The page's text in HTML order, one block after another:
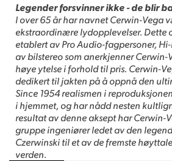
Legender forsvinner ikke - de blir
I over 65 år har navnet Cerwin-Vega
ekstraordinære lydopplevelser. Dette
etablert av Pro Audio-fagpersoner,
av bilstereo som anerkjenner Cerwin-
høye ytelse i forhold til pris. Cerwin-
dedikert til jakten på å oppnå den
Since 1954 realismen i
i hjemmet, og har nådd nesten
resultat av denne aksept har Cerwin-
gruppe ingeniører ledet av den
Czerwinski til et av de fremste
verden.